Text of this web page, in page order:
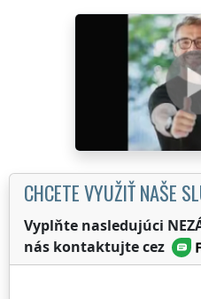
CHCETE VYUŽIŤ NAŠE
Vyplňte nasledujúci
nás kontaktujte cez